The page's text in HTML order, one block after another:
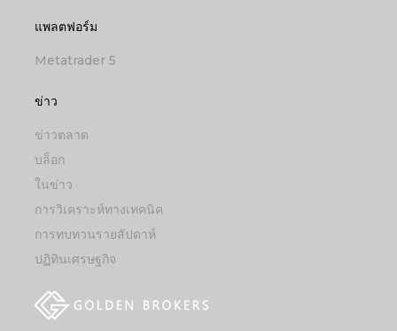
แพลตฟอร์ม
Metatrader 5
ข่าว
ข่าวตลาด
บล็อก
ในข่าว
การวิเคราะห์ทางเทคนิค
การทบทวนรายสัปดาห์
ปฏิทินเศรษฐกิจ